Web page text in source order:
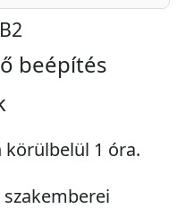
beépítés
körülbelül 1 óra.